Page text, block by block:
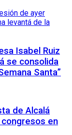
Isabel Ruiz
se consolida
Santa”
de Alcalá
en